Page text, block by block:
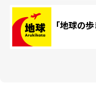
「地球の